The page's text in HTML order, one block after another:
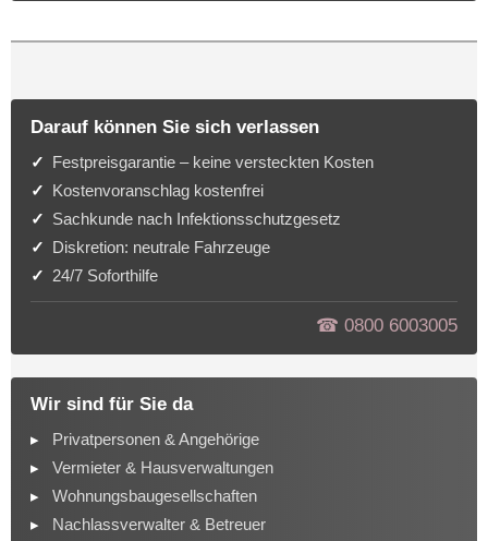
Darauf können Sie sich verlassen
Festpreisgarantie – keine versteckten Kosten
Kostenvoranschlag kostenfrei
Sachkunde nach Infektionsschutzgesetz
Diskretion: neutrale Fahrzeuge
24/7 Soforthilfe
☎︎ 0800 6003005
Wir sind für Sie da
Privatpersonen & Angehörige
Vermieter & Hausverwaltungen
Wohnungsbaugesellschaften
Nachlassverwalter & Betreuer